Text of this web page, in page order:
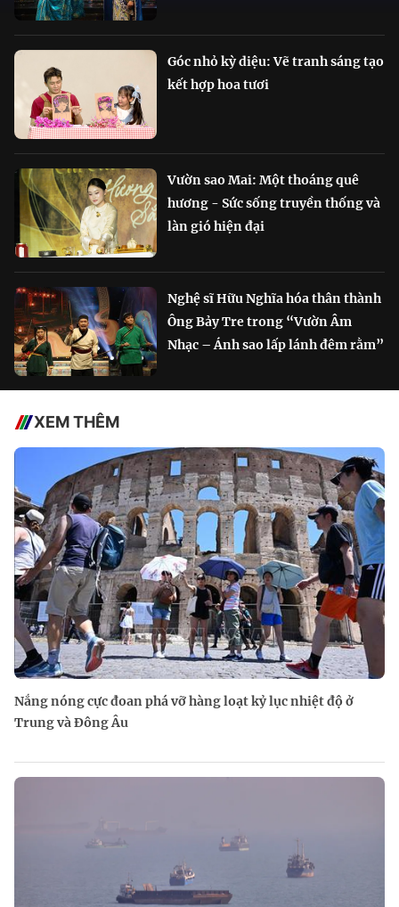
Góc nhỏ kỳ diệu: Vẽ tranh sáng tạo
kết hợp hoa tươi
Vườn sao Mai: Một thoáng quê
hương - Sức sống truyền thống và
làn gió hiện đại
Nghệ sĩ Hữu Nghĩa hóa thân thành
Ông Bảy Tre trong “Vườn Âm
Nhạc – Ánh sao lấp lánh đêm rằm”
XEM THÊM
Nắng nóng cực đoan phá vỡ hàng loạt kỷ lục nhiệt độ ở
Trung và Đông Âu